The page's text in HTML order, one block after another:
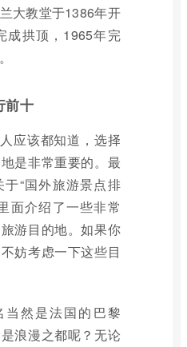
大教堂于1386年开
成拱顶，1965年完
前十
应该都知道，选择
是非常重要的。最
“国外旅游景点排
面介绍了一些非常
游目的地。如果你
妨考虑一下这些目
当然是法国的巴黎
浪漫之都呢？无论